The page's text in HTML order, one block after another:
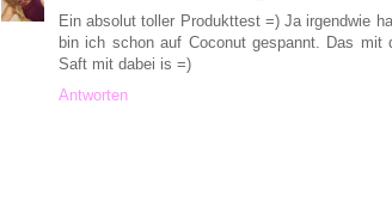
Ein absolut toller Produkttest =) Ja irgendwie
bin ich schon auf Coconut gespannt. Das
Saft mit dabei is =)
Antworten